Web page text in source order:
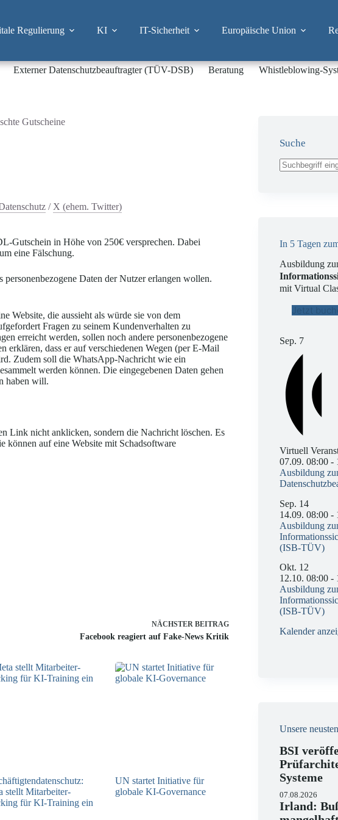
Regulierung KI IT-Sicherheit Europäische Union
Externer Datenschutzbeauftragter (TÜV-DSB) Beratung Whistleblowing-
Gutscheine
/ X (ehem. Twitter)
Gutschein in Höhe von 250€ versprechen. Dabei
eine Fälschung.
Daten der Nutzer erlangen wollen.
Website, die aussieht als würde sie von dem
Fragen zu seinem Kundenverhalten zu
erreicht werden, sollen noch andere personenbezogene
erklären, dass er auf verschiedenen Wegen (per E-Mail
Zudem soll die WhatsApp-Nachricht wie ein
werden können. Die eingegebenen Daten gehen
haben will.
Link nicht anklicken, sondern die Nachricht löschen. Es
können auf eine Website mit Schadsoftware
NÄCHSTER BEITRAG
Facebook reagiert auf Fake-News Kritik
stellt Mitarbeiter-
für KI-Training ein
UN startet Initiative für
globale KI-Governance
Suche
In 5 Tagen
Ausbildung
mit Virtual
Jetzt
Sep. 7
Virtuell
07.09. 08:00 -
Ausbildung
Sep. 14
14.09. 08:00 -
Ausbildung
(ISB-TÜV)
Okt. 12
12.10. 08:00 -
Ausbildung
(ISB-TÜV)
Kalender
Unsere
BSI
Systeme
07.08.2026
Irland: